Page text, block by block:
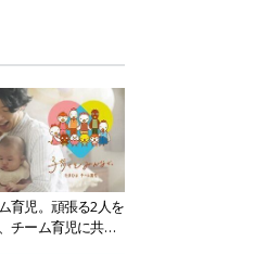
育児。頑張る2人を
チーム育児に共感